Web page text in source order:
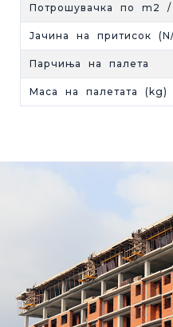
Потрошувачка по m2
Јачина на притисок
Парчиња на палета
Maса на палетата (kg)